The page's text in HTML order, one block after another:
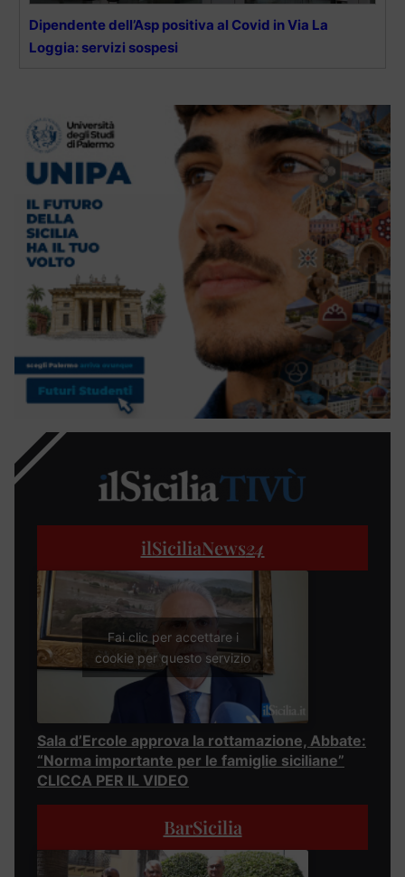
Dipendente dell’Asp positiva al Covid in Via La
Loggia: servizi sospesi
ilSiciliaNews24
Fai clic per accettare i
cookie per questo servizio
Sala d’Ercole approva la rottamazione, Abbate:
“Norma importante per le famiglie siciliane”
CLICCA PER IL VIDEO
BarSicilia